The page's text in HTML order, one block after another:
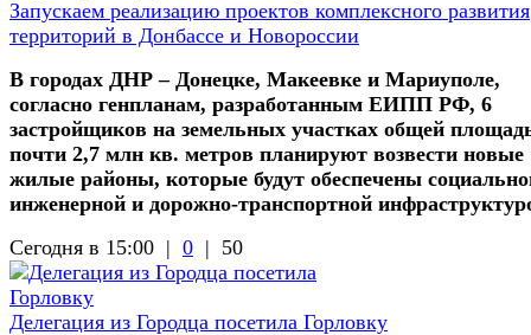
Запускаем реализацию проектов комплексного развития
территорий в Донбассе и Новороссии
В городах ДНР – Донецке, Макеевке и Мариуполе,
согласно генпланам, разработанным ЕИПП РФ, 6
застройщиков на земельных участках общей
почти 2,7 млн кв. метров планируют возвести новые
жилые районы, которые будут обеспечены
инженерной и дорожно-транспортной
Сегодня в 15:00 | 0 | 50
Делегация из Городца посетила Горловку